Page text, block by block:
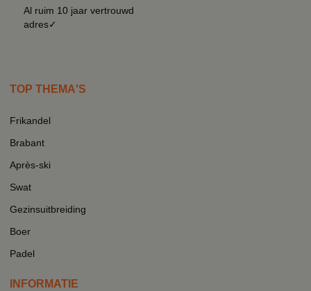
Al ruim 10 jaar vertrouwd
adres✓
TOP THEMA'S
Frikandel
Brabant
Après-ski
Swat
Gezinsuitbreiding
Boer
Padel
INFORMATIE